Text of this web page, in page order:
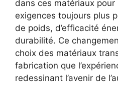
dans ces matériaux
exigences toujours plus
de poids, d’efficacité
durabilité. Ce
choix des matériaux
fabrication que
redessinant l’avenir de